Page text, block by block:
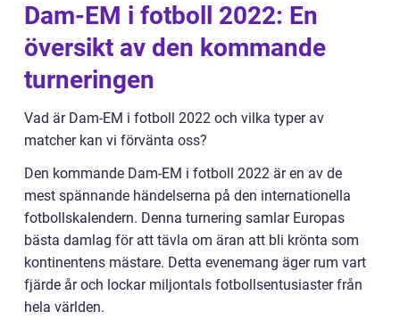
Dam-EM i fotboll 2022: En
översikt av den kommande
turneringen
Vad är Dam-EM i fotboll 2022 och vilka typer av
matcher kan vi förvänta oss?
Den kommande Dam-EM i fotboll 2022 är en av de
mest spännande händelserna på den internationella
fotbollskalendern. Denna turnering samlar Europas
bästa damlag för att tävla om äran att bli krönta som
kontinentens mästare. Detta evenemang äger rum vart
fjärde år och lockar miljontals fotbollsentusiaster från
hela världen.